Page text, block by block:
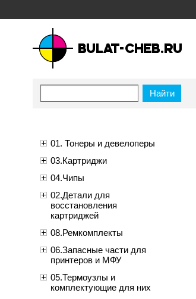
материалы для копировально-
01. Тонеры и девелоперы
03.Картриджи
04.Чипы
02.Детали для
восстановления
картриджей
08.Ремкомплекты
06.Запасные части для
принтеров и МФУ
05.Термоузлы и
комплектующие для них